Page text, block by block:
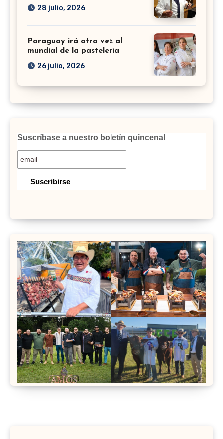
28 julio, 2026
Paraguay irá otra vez al
mundial de la pastelería
26 julio, 2026
Suscríbase a nuestro boletín quincenal